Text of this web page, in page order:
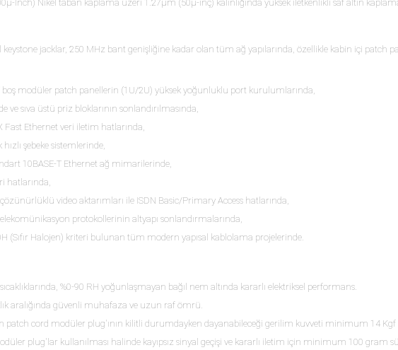
Inch) Nikel taban kaplama üzeri 1.27μm (50μ-inç) kalınlığında yüksek iletkenlikli saf altın
keystone jacklar, 250 MHz bant genişliğine kadar olan tüm ağ yapılarında, özellikle kabin içi patch
boş modüler patch panellerin (1U/2U) yüksek yoğunluklu port kurulumlarında,
sıva üstü priz bloklarının sonlandırılmasında,
Fast Ethernet veri iletim hatlarında,
şebeke sistemlerinde,
10BASE-T Ethernet ağ mimarilerinde,
hatlarında,
video aktarımları ile ISDN Basic/Primary Access hatlarında,
protokollerinin altyapı sonlandırmalarında,
(Sıfır Halojen) kriteri bulunan tüm modern yapısal kablolama projelerinde.
%0-90 RH yoğunlaşmayan bağıl nem altında kararlı elektriksel performans.
aralığında güvenli muhafaza ve uzun raf ömrü.
patch cord modüler plug'ının kilitli durumdayken dayanabileceği gerilim kuvveti minimum 14 Kgf
plug'lar kullanılması halinde kayıpsız sinyal geçişi ve kararlı iletim için minimum 100 gram